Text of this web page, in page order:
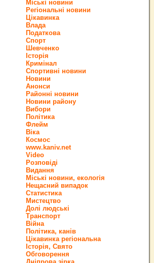
Міські новини
Регіональні новини
Цікавинка
Влада
Податкова
Спорт
Шевченко
Історія
Кримінал
Спортивні новини
Новини
Анонси
Районні новини
Новини району
Вибори
Політика
Флейм
Віка
Космос
www.kaniv.net
Video
Розповіді
Видання
Міські новини, екологія
Нещасний випадок
Статистика
Мистецтво
Долі людські
Транспорт
Війна
Політика, канів
Цікавинка регіональна
Історія, Свято
Обговорення